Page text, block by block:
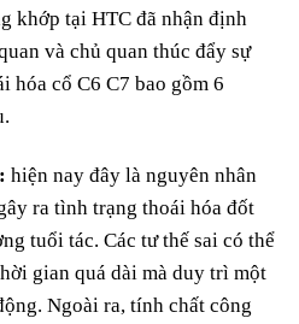
khớp tại HTC đã nhận định
và chủ quan thúc đẩy sự
hóa cổ C6 C7 bao gồm 6
hiện nay đây là nguyên nhân
ra tình trạng thoái hóa đốt
tuổi tác. Các tư thế sai có thể
gian quá dài mà duy trì một
Ngoài ra, tính chất công